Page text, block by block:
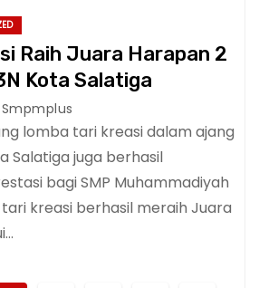
Raih Juara Harapan 2
Kota Salatiga
Smpmplus
lomba tari kreasi dalam ajang
Salatiga juga berhasil
bagi SMP Muhammadiyah
tari kreasi berhasil meraih Juara